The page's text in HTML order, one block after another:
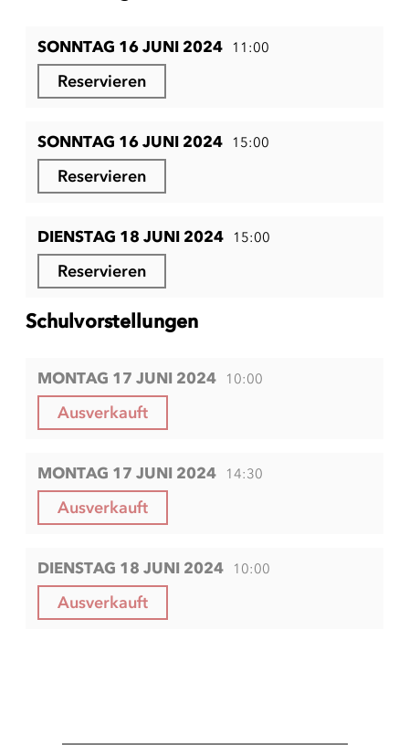
SONNTAG 16 JUNI 2024 11:00
Reservieren
SONNTAG 16 JUNI 2024 15:00
Reservieren
DIENSTAG 18 JUNI 2024 15:00
Reservieren
Schulvorstellungen
MONTAG 17 JUNI 2024 10:00
Ausverkauft
MONTAG 17 JUNI 2024 14:30
Ausverkauft
DIENSTAG 18 JUNI 2024 10:00
Ausverkauft